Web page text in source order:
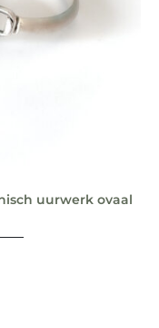
uurwerk ovaal